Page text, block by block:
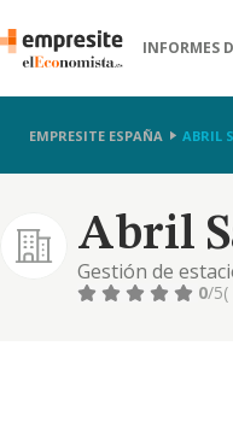
INFORMES
EMPRESITE ESPAÑA ABRIL
Abril
Gestión de
0/5